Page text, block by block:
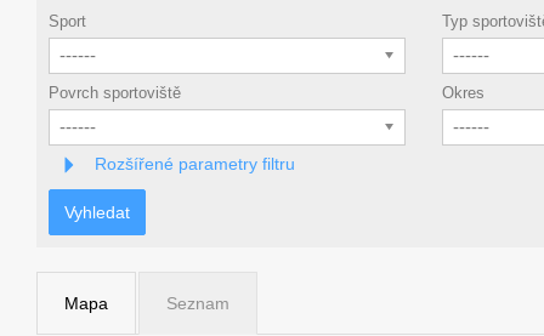
Sport
------
Typ
------
Povrch sportoviště
------
Okres
------
Rozšířené parametry filtru
Vyhledat
Mapa Seznam